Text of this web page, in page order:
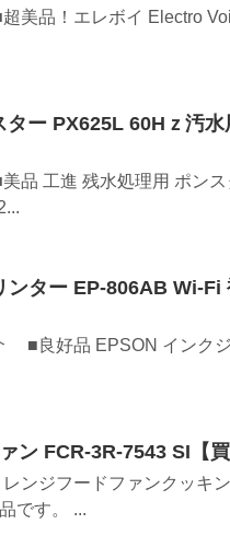
品！エレボイ Electro
ー PX625L 60Hｚ汚水
工進 残水処理用 ポンス
ター EP-806AB Wi-Fi
■良好品 EPSON インク
ン FCR-3R-7543 SI【買
ジフードファンクッキ
です。 ...